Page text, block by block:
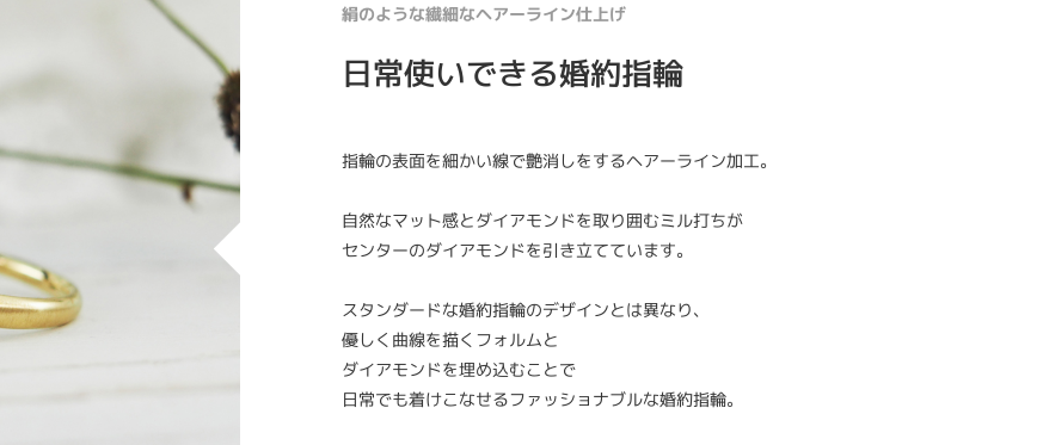
絹のような繊細なヘアーライン仕上げ
日常使いできる婚約指輪
指輪の表面を細かい線で艶消しをするヘアーライン加工。
自然なマット感とダイアモンドを取り囲むミル打ちが
センターのダイアモンドを引き立てています。
スタンダードな婚約指輪のデザインとは異なり、
優しく曲線を描くフォルムと
ダイアモンドを埋め込むことで
日常でも着けこなせるファッショナブルな婚約指輪。